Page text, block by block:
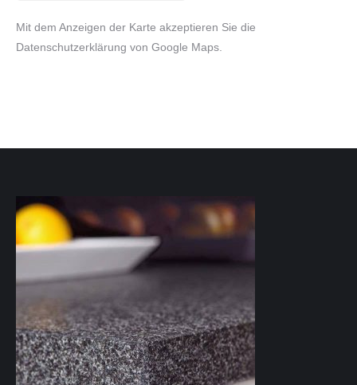
Mit dem Anzeigen der Karte akzeptieren Sie die
Datenschutzerklärung von Google Maps.